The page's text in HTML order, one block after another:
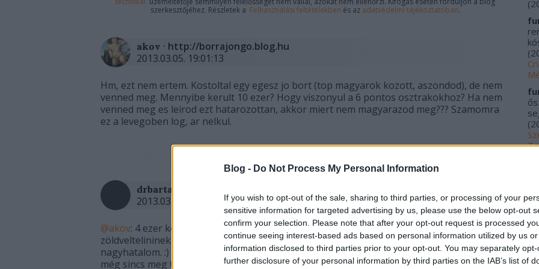
Blog - Do Not Process My Personal Information
If you wish to opt-out of the sale, sharing to third parties, or processing of your
sensitive information for targeted advertising by us, please use the below opt-out
confirm your selection. Please note that after your opt-out request is processed
continue seeing interest-based ads based on personal information utilized by us
information disclosed to third parties prior to your opt-out. You may separately
further disclosure of your personal information by third parties on the IAB’s list of
szerkesztőjéhez. Részletek a Felhasználási feltételekben és az adatvédelmi tájékoztatóban.
akov · http://borrajongo.blog.hu
2013.03.05. 19:01:13
Hm, ezt nem ertem. Kostoltal egy egesz jo bort (top magyarok kozott, aszondod), de nem
venned meg. Mennyibe kerult 10 ezer? Hogy viszonyul a 6 pontos osztrakokhoz? Ha nem
venned meg es leirod ezt hatarozottan, akkor miert nem magyarazod meg??? Szamomra
ez a levegoben log, ar nelkul.
drbarta
2013.03.05. 20:50:32
@akov: 4 ezer körül rémlik az ára. Nem tartom top magyar fehérnek, hanem top magyar
zöldveltelininek, ami nem akkora szó,tekintve, hogy nem vagyunk éppen zöldveltelini-
nagyhatalom. :) Hogy viszonyulna a 6 pontos osztrákokhoz? Félek, hogy kiderülne, hogy
még sincs meg tisztán 6 pont. :)
(
(
(
(